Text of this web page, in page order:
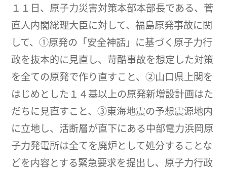
１１日、原子力災害対策本部本部長である、菅
直人内閣総理大臣に対して、福島原発事故に関
して、①原発の「安全神話」に基づく原子力行
政を抜本的に見直し、苛酷事故を想定した対策
を全ての原発で作り直すこと、②山口県上関を
はじめとした１４基以上の原発新増設計画はた
だちに見直すこと、③東海地震の予想震源地内
に立地し、活断層が直下にある中部電力浜岡原
子力発電所は全てを廃炉として処分することな
どを内容とする緊急要求を提出し、原子力行政